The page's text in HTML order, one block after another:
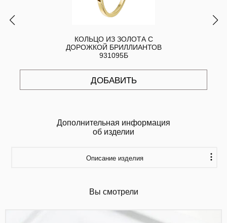
КОЛЬЦО ИЗ ЗОЛОТА С
ДОРОЖКОЙ БРИЛЛИАНТОВ
931095Б
ДОБАВИТЬ
Дополнительная информация
об изделии
Описание изделия
Вы смотрели